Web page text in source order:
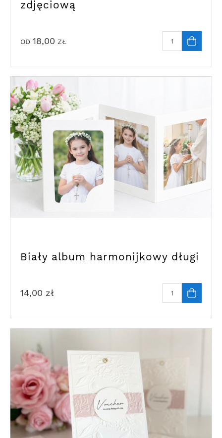
zdjęciową
OD 18,00 ZŁ
Biały album harmonijkowy długi
14,00 zł